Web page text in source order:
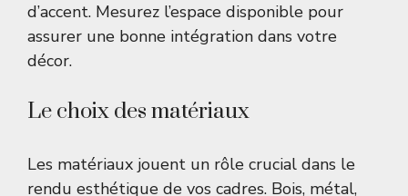
d’accent. Mesurez l’espace disponible pour
assurer une bonne intégration dans votre
décor.
Le choix des matériaux
Les matériaux jouent un rôle crucial dans le
rendu esthétique de vos cadres. Bois, métal,